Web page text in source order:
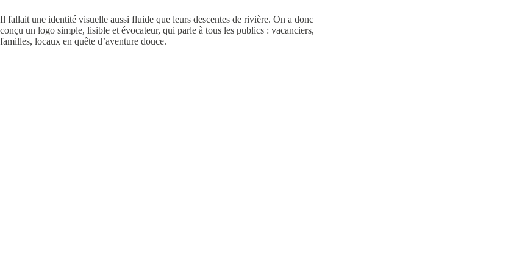
Il fallait une identité visuelle aussi fluide que leurs descentes de rivière. On a donc
conçu un logo simple, lisible et évocateur, qui parle à tous les publics : vacanciers,
familles, locaux en quête d’aventure douce.